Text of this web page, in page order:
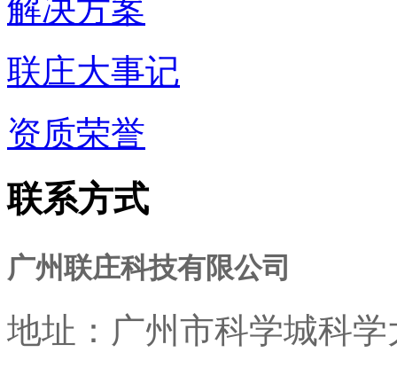
解决方案
联庄大事记
资质荣誉
联系方式
广州联庄科技有限公司
地址： 广州市科学城科